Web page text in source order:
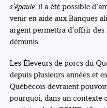
s’épaule, il a été possible
venir en aide aux Banques
argent permettra d’offrir
démunis.
Les Éleveurs de porcs du
depuis plusieurs années et
Québécois devraient
pourquoi, dans un contexte